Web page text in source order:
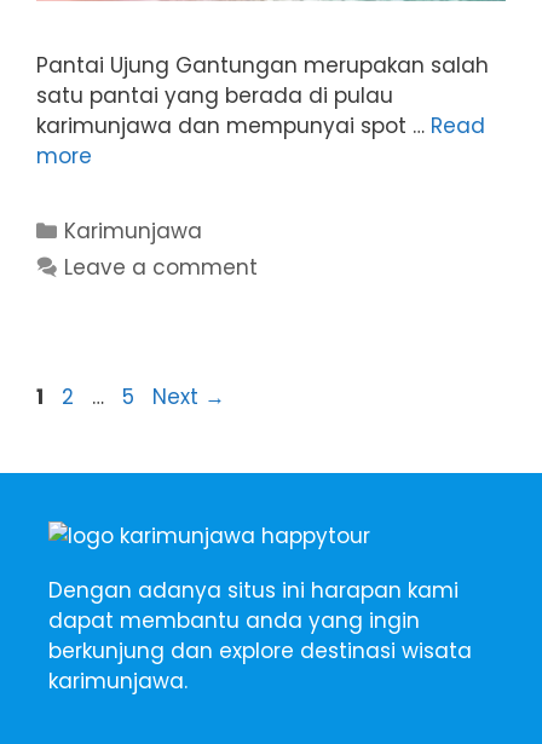
Pantai Ujung Gantungan merupakan salah
satu pantai yang berada di pulau
karimunjawa dan mempunyai spot … Read
more
Categories
Karimunjawa
Leave a comment
Page
1 Page
2 … Page
5 Next →
Dengan adanya situs ini harapan kami
dapat membantu anda yang ingin
berkunjung dan explore destinasi wisata
karimunjawa.